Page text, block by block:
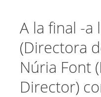
A la final -a
(Directora
Núria Font
Director)